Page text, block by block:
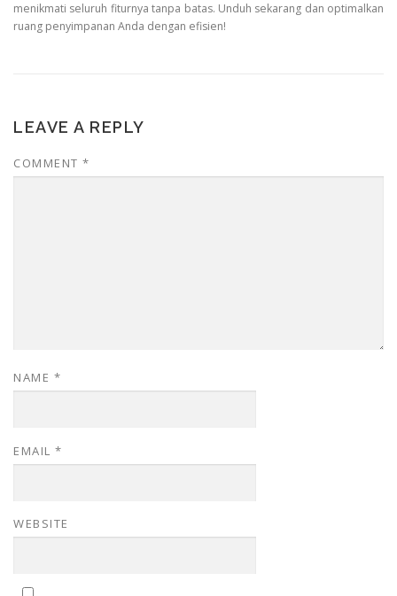
menikmati seluruh fiturnya tanpa batas. Unduh sekarang dan optimalkan
ruang penyimpanan Anda dengan efisien!
LEAVE A REPLY
COMMENT *
NAME *
EMAIL *
WEBSITE